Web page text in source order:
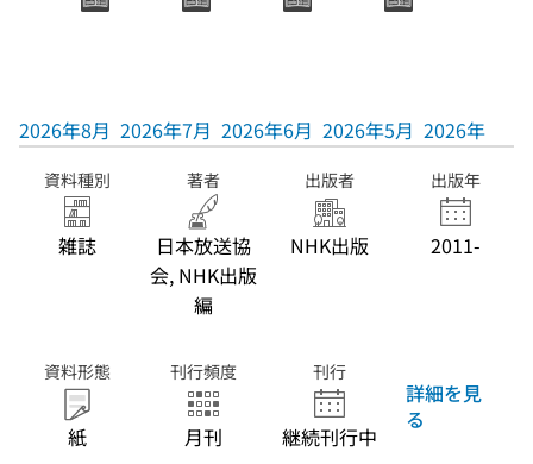
2026年8月 2026年7月 2026年6月 2026年5月 2026年4月
資料種別
雑誌
著者
日本放送協
会, NHK出版
編
出版者
NHK出版
出版年
2011-
資料形態
紙
刊行頻度
月刊
刊行
継続刊行中
詳細を見
る